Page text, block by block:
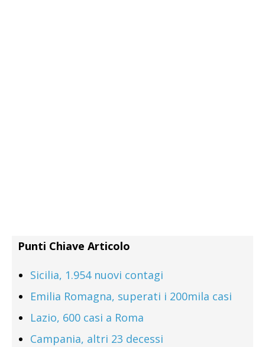
Punti Chiave Articolo
Sicilia, 1.954 nuovi contagi
Emilia Romagna, superati i 200mila casi
Lazio, 600 casi a Roma
Campania, altri 23 decessi